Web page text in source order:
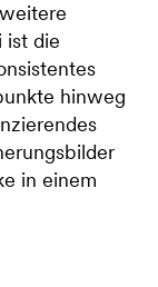
ist die
hinweg
in einem